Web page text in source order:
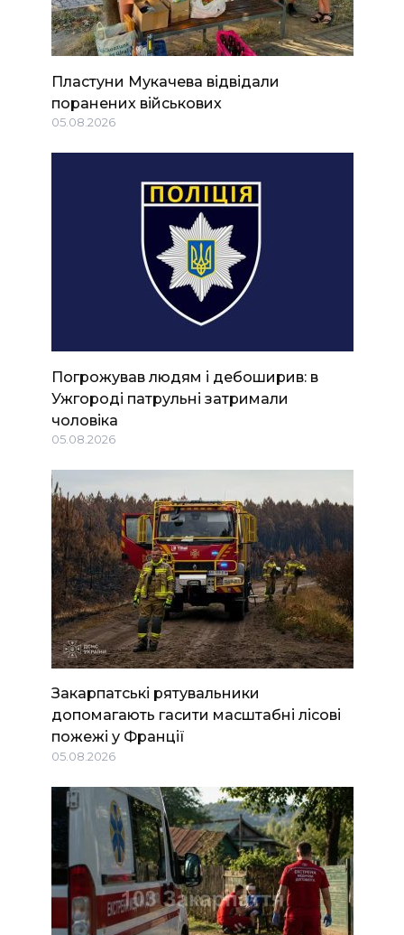
Пластуни Мукачева відвідали
поранених військових
05.08.2026
Погрожував людям і дебоширив: в
Ужгороді патрульні затримали
чоловіка
05.08.2026
Закарпатські рятувальники
допомагають гасити масштабні лісові
пожежі у Франції
05.08.2026